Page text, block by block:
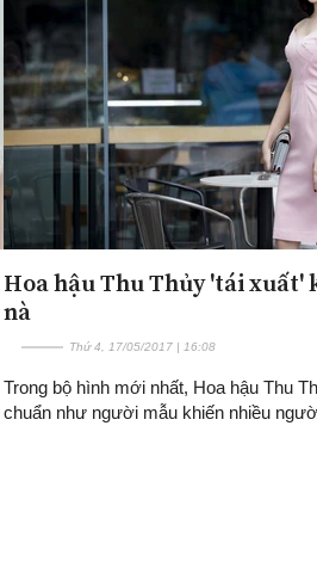
Hoa hậu Thu Thủy 'tái xuất'
nà
Thứ 4, 17/05/2017 | 16:08
Trong bộ hình mới nhất, Hoa hậu Thu
chuẩn như người mẫu khiến nhiều